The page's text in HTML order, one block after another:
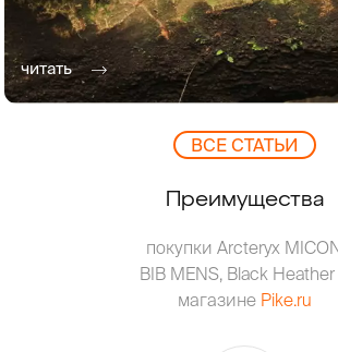
читать
ВCЕ СТАТЬИ
Преимущества
покупки Arcteryx
BIB MENS, Black Heather
магазине Pike.ru